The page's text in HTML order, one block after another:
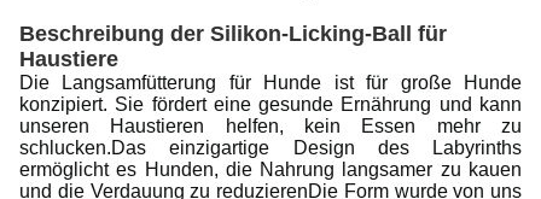
Beschreibung der Silikon-Licking-Ball für
Haustiere
Die Langsamfütterung für Hunde ist für große Hunde
konzipiert. Sie fördert eine gesunde Ernährung und kann
unseren Haustieren helfen, kein Essen mehr zu
schlucken.Das einzigartige Design des Labyrinths
ermöglicht es Hunden, die Nahrung langsamer zu kauen
und die Verdauung zu reduzierenDie Form wurde von uns